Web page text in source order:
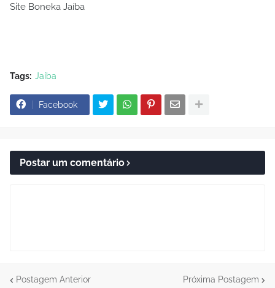
Site Boneka Jaíba
Tags: Jaíba
Facebook
Postar um comentário
Postagem Anterior Próxima Postagem